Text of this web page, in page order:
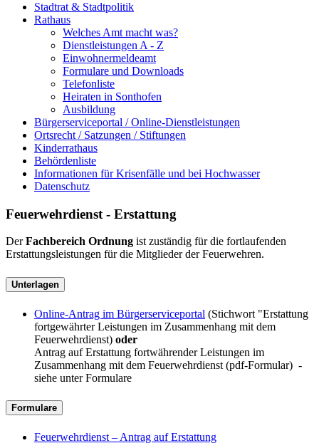
Stadtrat & Stadtpolitik
Rathaus
Welches Amt macht was?
Dienstleistungen A - Z
Einwohnermeldeamt
Formulare und Downloads
Telefonliste
Heiraten in Sonthofen
Ausbildung
Bürgerserviceportal / Online-Dienstleistungen
Ortsrecht / Satzungen / Stiftungen
Kinderrathaus
Behördenliste
Informationen für Krisenfälle und bei Hochwasser
Datenschutz
Feuerwehrdienst - Erstattung
DerFachbereich Ordnung ist zuständig für die fortlaufenden
Erstattungsleistungen für die Mitglieder der Feuerwehren.
Unterlagen
Online-Antrag im Bürgerserviceportal (Stichwort "Erstattung
fortgewährter Leistungen im Zusammenhang mit dem
Feuerwehrdienst) oder
Antrag auf Erstattung fortwährender Leistungen im
Zusammenhang mit dem Feuerwehrdienst (pdf-Formular) -
siehe unter Formulare
Formulare
Feuerwehrdienst – Antrag auf Erstattung